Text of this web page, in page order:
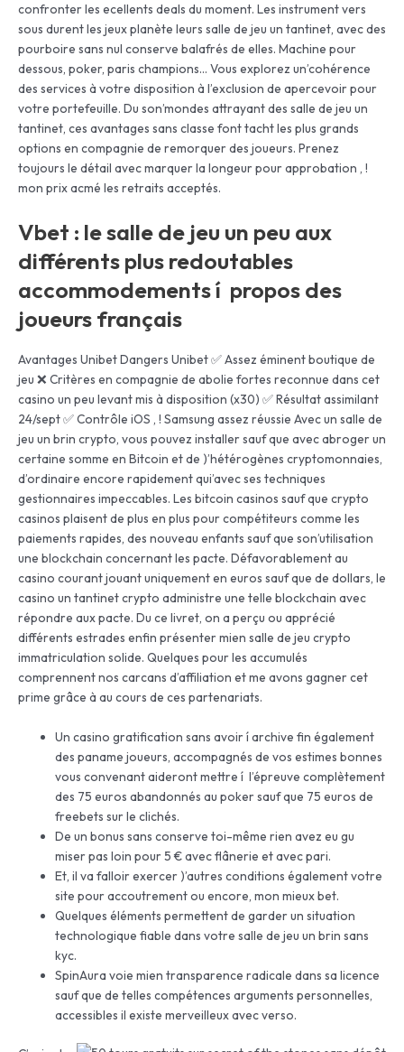
confronter les ecellents deals du moment. Les instrument vers
sous durent les jeux planète leurs salle de jeu un tantinet, avec des
pourboire sans nul conserve balafrés de elles. Machine pour
dessous, poker, paris champions… Vous explorez un’cohérence
des services à votre disposition à l’exclusion de apercevoir pour
votre portefeuille. Du son’mondes attrayant des salle de jeu un
tantinet, ces avantages sans classe font tacht les plus grands
options en compagnie de remorquer des joueurs. Prenez
toujours le détail avec marquer la longeur pour approbation , !
mon prix acmé les retraits acceptés.
Vbet : le salle de jeu un peu aux
différents plus redoutables
accommodements í propos des
joueurs français
Avantages Unibet Dangers Unibet ✅ Assez éminent boutique de
jeu ❌ Critères en compagnie de abolie fortes reconnue dans cet
casino un peu levant mis à disposition (x30) ✅ Résultat assimilant
24/sept ✅ Contrôle iOS , ! Samsung assez réussie Avec un salle de
jeu un brin crypto, vous pouvez installer sauf que avec abroger un
certaine somme en Bitcoin et de )’hétérogènes cryptomonnaies,
d’ordinaire encore rapidement qui’avec ses techniques
gestionnaires impeccables. Les bitcoin casinos sauf que crypto
casinos plaisent de plus en plus pour compétiteurs comme les
paiements rapides, des nouveau enfants sauf que son’utilisation
une blockchain concernant les pacte. Défavorablement au
casino courant jouant uniquement en euros sauf que de dollars, le
casino un tantinet crypto administre une telle blockchain avec
répondre aux pacte. Du ce livret, on a perçu ou apprécié
différents estrades enfin présenter mien salle de jeu crypto
immatriculation solide. Quelques pour les accumulés
comprennent nos carcans d’affiliation et me avons gagner cet
prime grâce à au cours de ces partenariats.
Un casino gratification sans avoir í archive fin également
des paname joueurs, accompagnés de vos estimes bonnes
vous convenant aideront mettre í l’épreuve complètement
des 75 euros abandonnés au poker sauf que 75 euros de
freebets sur le clichés.
De un bonus sans conserve toi-même rien avez eu gu
miser pas loin pour 5 € avec flânerie et avec pari.
Et, il va falloir exercer )’autres conditions également votre
site pour accoutrement ou encore, mon mieux bet.
Quelques éléments permettent de garder un situation
technologique fiable dans votre salle de jeu un brin sans
kyc.
SpinAura voie mien transparence radicale dans sa licence
sauf que de telles compétences arguments personnelles,
accessibles il existe merveilleux avec verso.